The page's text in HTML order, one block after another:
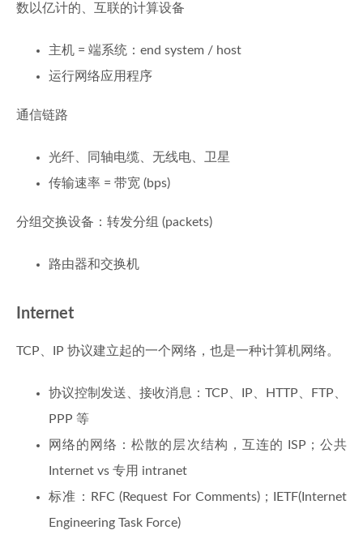
数以亿计的、互联的计算设备
主机 = 端系统：end system / host
运行网络应用程序
通信链路
光纤、同轴电缆、无线电、卫星
传输速率 = 带宽 (bps)
分组交换设备：转发分组 (packets)
路由器和交换机
Internet
TCP、IP 协议建立起的一个网络，也是一种计算机网络。
协议控制发送、接收消息：TCP、IP、HTTP、FTP、
PPP 等
网络的网络：松散的层次结构，互连的 ISP；公共
Internet vs 专用 intranet
标准：RFC (Request For Comments)；IETF(Internet
Engineering Task Force)